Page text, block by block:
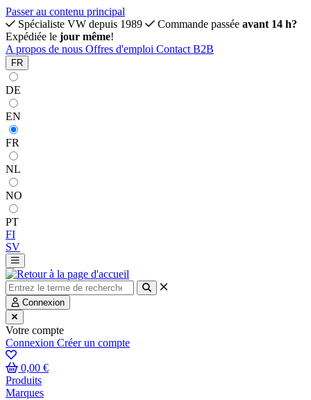
Passer au contenu principal
Spécialiste VW depuis 1989
Commande passée avant 14 h?
Expédiée le jour même!
A propos de nous Offres d'emploi Contact B2B
FR
DE
EN
FR
NL
NO
PT
FI
SV
Connexion
Votre compte
Connexion Créer un compte
0,00 €
Produits
Marques